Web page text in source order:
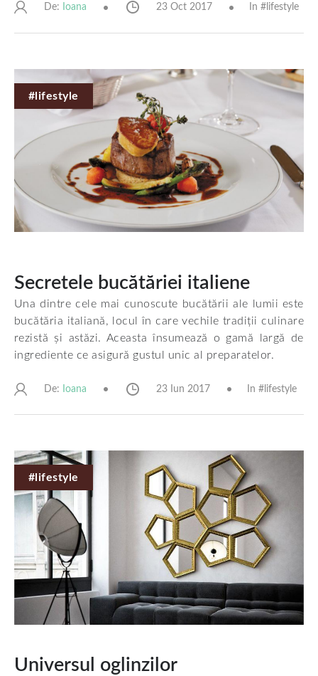
De: Ioana 23 Oct 2017 In # lifestyle
#lifestyle
Secretele bucătăriei italiene
Una dintre cele mai cunoscute bucătării ale lumii este
bucătăria italiană, locul în care vechile tradiții culinare
rezistă și astăzi. Aceasta însumează o gamă largă de
ingrediente ce asigură gustul unic al preparatelor.
De: Ioana 23 Iun 2017 In # lifestyle
#lifestyle
Universul oglinzilor